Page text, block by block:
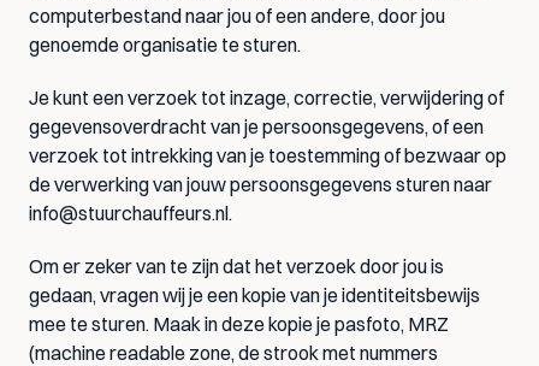
computerbestand naar jou of een andere, door jou
genoemde organisatie te sturen.
Je kunt een verzoek tot inzage, correctie, verwijdering of
gegevensoverdracht van je persoonsgegevens, of een
verzoek tot intrekking van je toestemming of bezwaar op
info@stuurchauffeurs.nl.
Om er zeker van te zijn dat het verzoek door jou is
gedaan, vragen wij je een kopie van je identiteitsbewijs
mee te sturen. Maak in deze kopie je pasfoto, MRZ
(machine readable zone, de strook met nummers